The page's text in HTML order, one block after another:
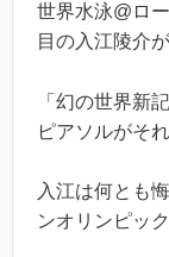
世界水泳@ロ
目の入江陵介
「幻の世界新
ピアソルがそ
入江は何とも
ンオリンピッ